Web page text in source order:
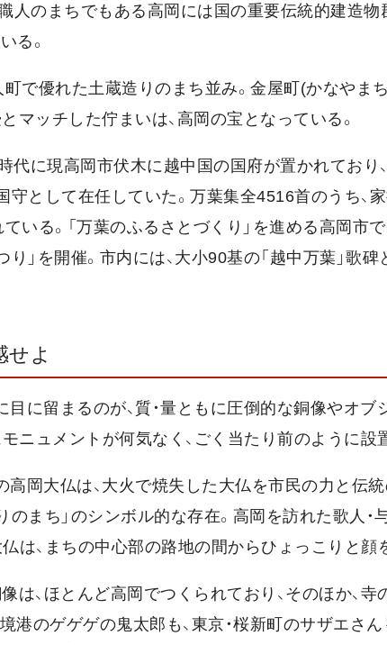
人のまちでもある高岡には国の重要伝統的建造
る。
で優れた土蔵造りのまち並み。金屋町(かなやま
マッチした佇まいは、高岡の宝となっている。
代に現高岡市伏木に越中国の国府が置かれており、
守として在任していた。万葉集全4516首のうち、
いる。「万葉のふるさとづくり」を進める高岡市
り」を開催。市内には、大小90基の「越中万葉」歌
せよ
に留まるのが、質・量ともに圧倒的な銅像やオブ
モニュメントが何気なく、ごく当たり前のように設
高岡大仏は、大火で焼失した大仏を市民の力と伝
のまち」のシンボル的な存在。高岡を訪れた歌人
は、まちの中心部の路地の間からひょっこりと顔
は、ほとんど高岡でつくられており、そのほか、
港のゲゲゲの鬼太郎も、東京・桜新町のサザエさん